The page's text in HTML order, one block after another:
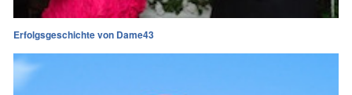
Erfolgsgeschichte von Dame43